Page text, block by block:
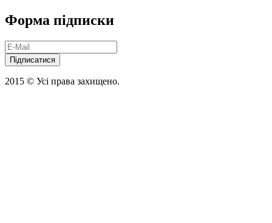
Форма підписки
Підписатися
2015 © Усі права захищено.